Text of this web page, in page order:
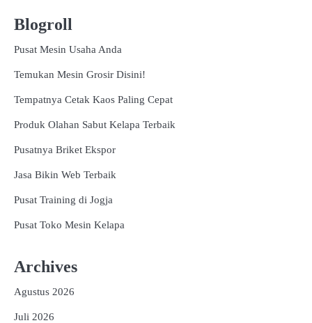
Blogroll
Pusat Mesin Usaha Anda
Temukan Mesin Grosir Disini!
Tempatnya Cetak Kaos Paling Cepat
Produk Olahan Sabut Kelapa Terbaik
Pusatnya Briket Ekspor
Jasa Bikin Web Terbaik
Pusat Training di Jogja
Pusat Toko Mesin Kelapa
Archives
Agustus 2026
Juli 2026